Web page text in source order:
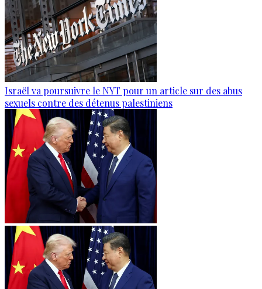
Israël va poursuivre le NYT pour un article sur des abus
sexuels contre des détenus palestiniens